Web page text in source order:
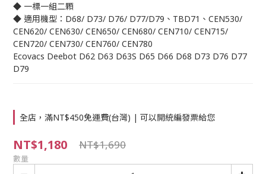
◆ 一標一組二顆
◆ 適用機型：D68/ D73/ D76/ D77/D79、TBD71、CEN530/
CEN620/ CEN630/ CEN650/ CEN680/ CEN710/ CEN715/
CEN720/ CEN730/ CEN760/ CEN780
Ecovacs Deebot D62 D63 D63S D65 D66 D68 D73 D76 D77
D79
全店，滿NT$450免運費(台灣) | 可以開統編發票給您
NT$1,180 NT$1,690
數量